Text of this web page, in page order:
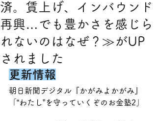
済。賃上げ、インバウンド
再興…でも豊かさを感じら
れないのはなぜ？≫がUP
されました
更新情報
朝日新聞デジタル『かがみよかがみ』
「“わたし”を守っていくぞのお金塾2」